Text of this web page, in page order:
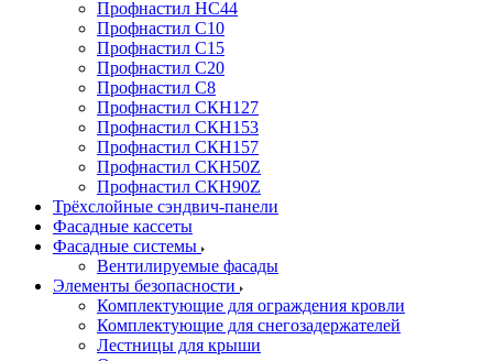
Профнастил НС44
Профнастил С10
Профнастил С15
Профнастил С20
Профнастил С8
Профнастил СКН127
Профнастил СКН153
Профнастил СКН157
Профнастил СКН50Z
Профнастил СКН90Z
Трёхслойные сэндвич-панели
Фасадные кассеты
Фасадные системы
Вентилируемые фасады
Элементы безопасности
Комплектующие для ограждения кровли
Комплектующие для снегозадержателей
Лестницы для крыши